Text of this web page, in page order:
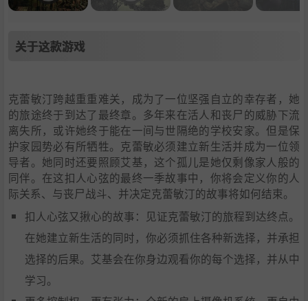
关于这款游戏
克蕾敏汀跨越重重难关，成为了一位坚强自立的幸存者，她
的旅途终于到达了最终章。多年来在活人和丧尸的威胁下流
离失所，或许她终于能在一间与世隔绝的学校安家。但是保
护家园势必有所牺牲。克蕾敏必须建立新生活并成为一位领
导者。她同时还要照顾艾基，这个孤儿是她仅剩像家人般的
同伴。在这扣人心弦的最终一季故事中，你将会定义你的人
际关系、与丧尸战斗、并决定克蕾敏汀的故事将如何结束。
扣人心弦又揪心的故事：见证克蕾敏汀的旅程到达终点。
在她建立新生活的同时，你必须抓住各种新选择，并承担
选择的后果。艾基会在你身边观看你的每个选择，并从中
学习。